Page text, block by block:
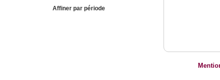
Affiner par période